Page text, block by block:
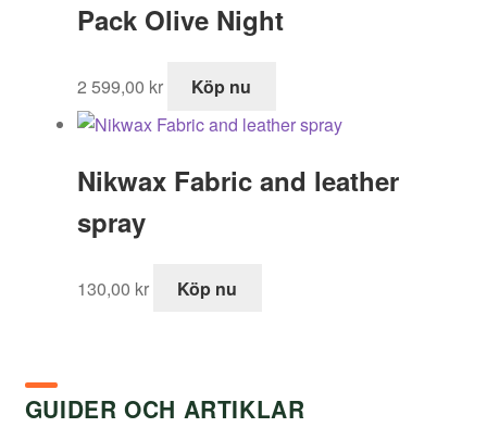
Pack Olive Night
2 599,00 kr Köp nu
Nikwax Fabric and leather
spray
130,00 kr Köp nu
GUIDER OCH ARTIKLAR